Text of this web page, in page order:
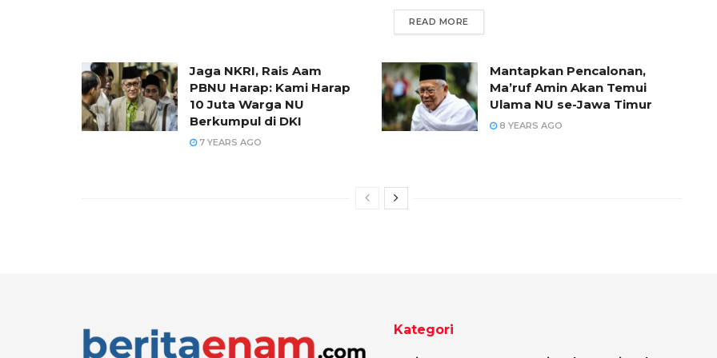
READ MORE
Jaga NKRI, Rais Aam
PBNU Harap: Kami Harap
10 Juta Warga NU
Berkumpul di DKI
7 YEARS AGO
Mantapkan Pencalonan,
Ma’ruf Amin Akan Temui
Ulama NU se-Jawa Timur
8 YEARS AGO
Kategori